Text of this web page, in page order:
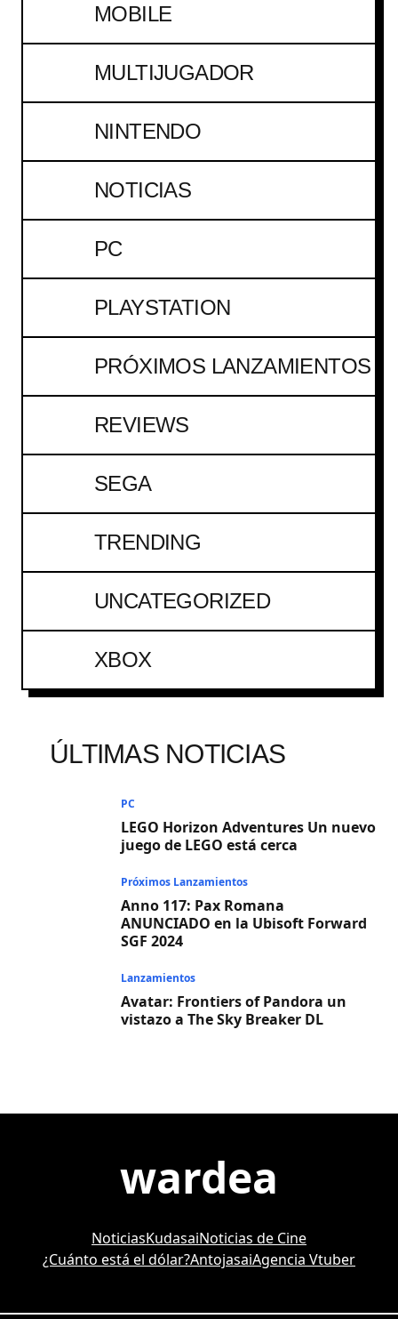
MOBILE
MULTIJUGADOR
NINTENDO
NOTICIAS
PC
PLAYSTATION
PRÓXIMOS LANZAMIENTOS
REVIEWS
SEGA
TRENDING
UNCATEGORIZED
XBOX
ÚLTIMAS NOTICIAS
PC
LEGO Horizon Adventures Un nuevo
juego de LEGO está cerca
Próximos Lanzamientos
Anno 117: Pax Romana
ANUNCIADO en la Ubisoft Forward
SGF 2024
Lanzamientos
Avatar: Frontiers of Pandora un
vistazo a The Sky Breaker DL
wardea
NoticiasKudasaiNoticias de Cine
¿Cuánto está el dólar?AntojasaiAgencia Vtuber